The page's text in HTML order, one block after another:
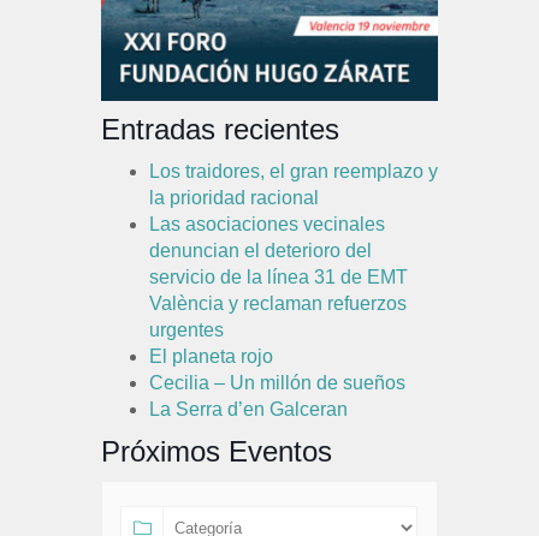
Entradas recientes
Los traidores, el gran reemplazo y
la prioridad racional
Las asociaciones vecinales
denuncian el deterioro del
servicio de la línea 31 de EMT
València y reclaman refuerzos
urgentes
El planeta rojo
Cecilia – Un millón de sueños
La Serra d’en Galceran
Próximos Eventos